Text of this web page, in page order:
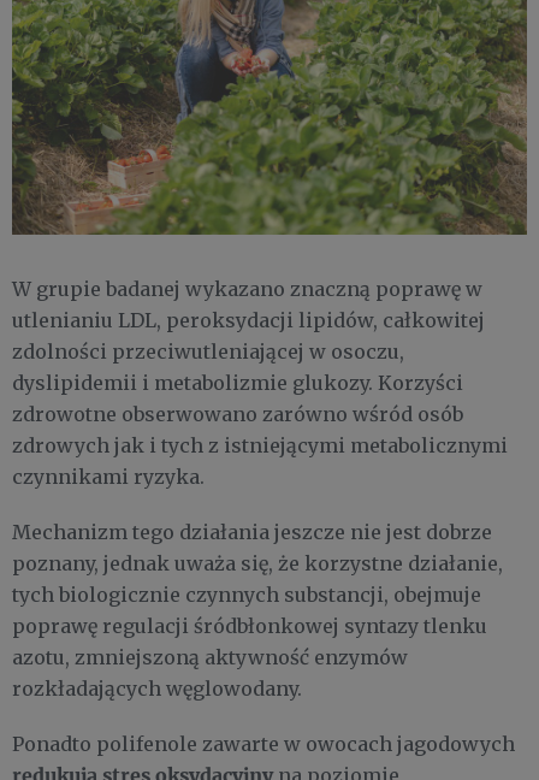
W grupie badanej wykazano znaczną poprawę w
utlenianiu LDL, peroksydacji lipidów, całkowitej
zdolności przeciwutleniającej w osoczu,
dyslipidemii i metabolizmie glukozy. Korzyści
zdrowotne obserwowano zarówno wśród osób
zdrowych jak i tych z istniejącymi metabolicznymi
czynnikami ryzyka.
Mechanizm tego działania jeszcze nie jest dobrze
poznany, jednak uważa się, że korzystne działanie,
tych biologicznie czynnych substancji, obejmuje
poprawę regulacji śródbłonkowej syntazy tlenku
azotu, zmniejszoną aktywność enzymów
rozkładających węglowodany.
Ponadto polifenole zawarte w owocach jagodowych
redukują stres oksydacyjny na poziomie